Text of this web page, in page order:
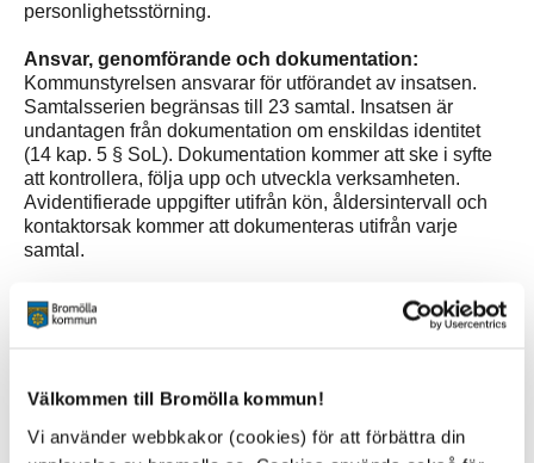
Välkommen till Bromölla kommun!
Vi använder webbkakor (cookies) för att förbättra din
personlighetsstörning.
Ansvar, genomförande och dokumentation:
Kommunstyrelsen ansvarar för utförandet av insatsen.
Samtalsserien begränsas till 23 samtal. Insatsen är
undantagen från dokumentation om enskildas identitet
(14 kap. 5 § SoL). Dokumentation kommer att ske i syfte
att kontrollera, följa upp och utveckla verksamheten.
Avidentifierade uppgifter utifrån kön, åldersintervall och
kontaktorsak kommer att dokumenteras utifrån varje
samtal.
stöd och vägledning utifrån uppmärksammat behov.
Målgrupp: Barn upp till 18 år, folkbokförda i Bromölla